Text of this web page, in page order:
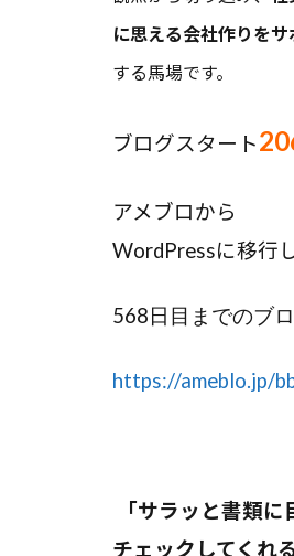
に思える会社作りをサ
する馬場です。
ブログスタート
アメブロから
WordPressに移行
568日目までのブ
https://ameblo.jp/
「サラッと書類に
チェックしてくれ